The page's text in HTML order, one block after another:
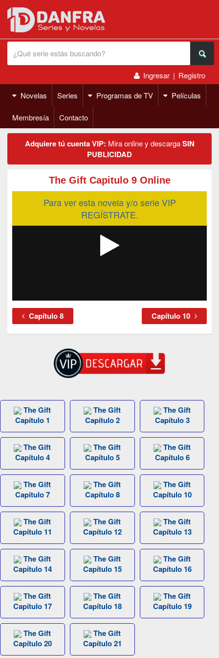
Ingresar | Registro
Novelas
Series Programas de TV Películas
Membresía Contacto
Adquiere tú cuenta VIP: Mira online y descargaSIN
PUBLICIDAD
The Gift Capitulo 9 Online
Para ver esta novela y/o serie VIP
REGÍSTRATE.
Capítulo 8 Capítulo 10
The Gift
Capítulo 1
The Gift
Capítulo 2
The Gift
Capítulo 3
The Gift
Capítulo 4
The Gift
Capítulo 5
The Gift
Capítulo 6
The Gift
Capítulo 7
The Gift
Capítulo 8
The Gift
Capítulo 10
The Gift
Capítulo 11
The Gift
Capítulo 12
The Gift
Capítulo 13
The Gift
Capítulo 14
The Gift
Capítulo 15
The Gift
Capítulo 16
The Gift
Capítulo 17
The Gift
Capítulo 18
The Gift
Capítulo 19
The Gift
Capítulo 20
The Gift
Capítulo 21